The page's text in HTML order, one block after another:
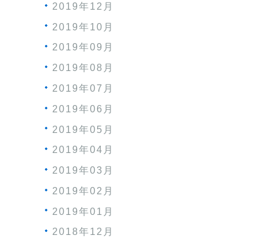
2019年12月
2019年10月
2019年09月
2019年08月
2019年07月
2019年06月
2019年05月
2019年04月
2019年03月
2019年02月
2019年01月
2018年12月